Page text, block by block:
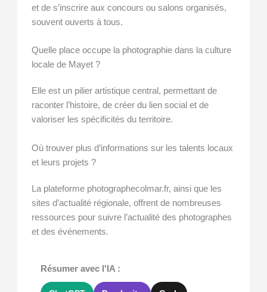
et de s’inscrire aux concours ou salons organisés,
souvent ouverts à tous.
Quelle place occupe la photographie dans la culture
locale de Mayet ?
Elle est un pilier artistique central, permettant de
raconter l’histoire, de créer du lien social et de
valoriser les spécificités du territoire.
Où trouver plus d’informations sur les talents locaux
et leurs projets ?
La plateforme photographecolmar.fr, ainsi que les
sites d’actualité régionale, offrent de nombreuses
ressources pour suivre l’actualité des photographes
et des événements.
Résumer avec l'IA :